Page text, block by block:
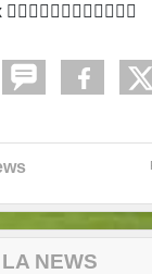
NEWS